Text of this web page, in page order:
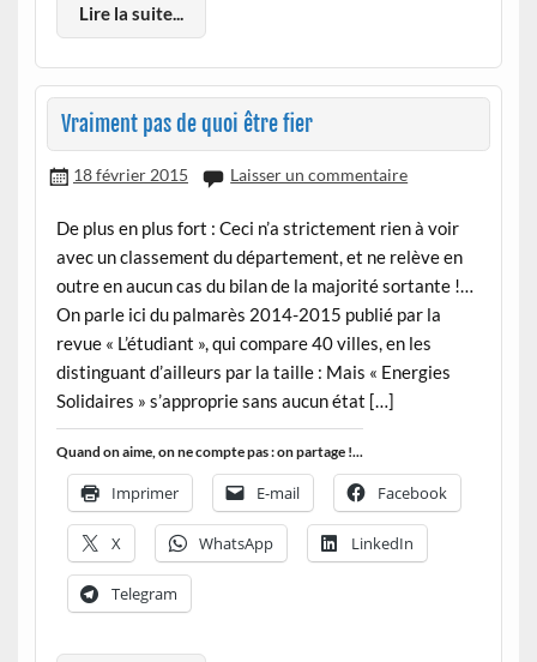
Lire la suite...
Vraiment pas de quoi être fier
18 février 2015 Laisser un commentaire
De plus en plus fort : Ceci n’a strictement rien à voir
avec un classement du département, et ne relève en
outre en aucun cas du bilan de la majorité sortante !…
On parle ici du palmarès 2014-2015 publié par la
revue « L’étudiant », qui compare 40 villes, en les
distinguant d’ailleurs par la taille : Mais « Energies
Solidaires » s’approprie sans aucun état […]
Quand on aime, on ne compte pas : on partage !...
Imprimer E-mail Facebook
X WhatsApp LinkedIn
Telegram